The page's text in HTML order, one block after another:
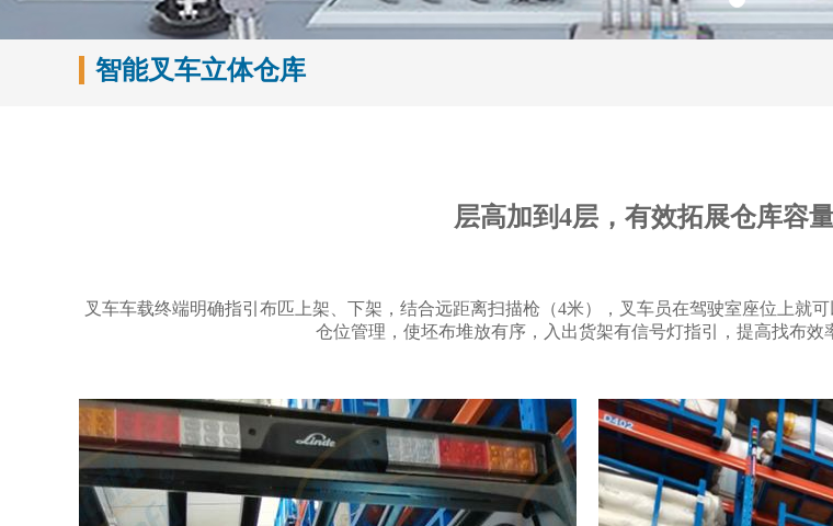
智能叉车立体仓库
层高加到4层，有效拓展仓库容
叉车车载终端明确指引布匹上架、下架，结合远距离扫描枪（4米），叉车员在驾驶室座位上就
仓位管理，使坯布堆放有序，入出货架有信号灯指引，提高找布效